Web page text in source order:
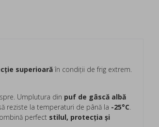
superioarăîn condiții de frig extrem.
Umplutura din puf de gâscă albă
reziste la temperaturi de până la -25°C.
perfect stilul, protecția și